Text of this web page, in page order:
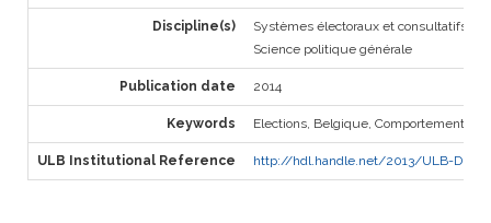
Discipline(s)
Systèmes électoraux et consultatifs
Science politique générale
Publication date 2014
Keywords Elections, Belgique, Comportement
ULB Institutional Reference http://hdl.handle.net/2013/ULB-